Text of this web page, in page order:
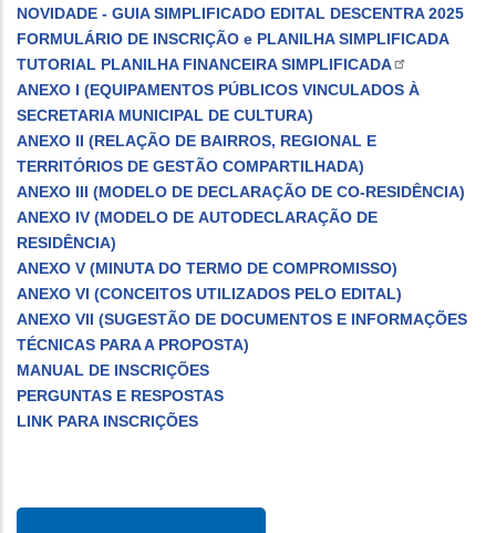
NOVIDADE - GUIA SIMPLIFICADO EDITAL DESCENTRA 2025
FORMULÁRIO DE INSCRIÇÃO e PLANILHA SIMPLIFICADA
TUTORIAL PLANILHA FINANCEIRA SIMPLIFICADA
ANEXO I (EQUIPAMENTOS PÚBLICOS VINCULADOS À
SECRETARIA MUNICIPAL DE CULTURA)
ANEXO II (RELAÇÃO DE BAIRROS, REGIONAL E
TERRITÓRIOS DE GESTÃO COMPARTILHADA)
ANEXO III (MODELO DE DECLARAÇÃO DE CO-RESIDÊNCIA)
ANEXO IV (MODELO DE AUTODECLARAÇÃO DE
RESIDÊNCIA)
ANEXO V (MINUTA DO TERMO DE COMPROMISSO)
ANEXO VI (CONCEITOS UTILIZADOS PELO EDITAL)
ANEXO VII (SUGESTÃO DE DOCUMENTOS E INFORMAÇÕES
TÉCNICAS PARA A PROPOSTA)
MANUAL DE INSCRIÇÕES
PERGUNTAS E RESPOSTAS
LINK PARA INSCRIÇÕES